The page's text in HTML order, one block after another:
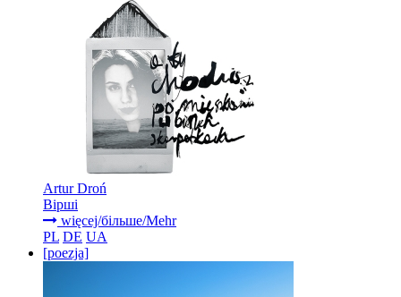
Artur Droń
Вірші
więcej/більше/Mehr
PL DE UA
[poezja]